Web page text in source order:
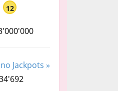
12
Jackpots »